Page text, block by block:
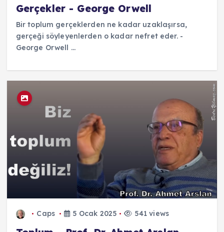
Gerçekler - George Orwell
Bir toplum gerçeklerden ne kadar uzaklaşırsa,
gerçeği söyleyenlerden o kadar nefret eder. -
George Orwell ...
Caps 5 Ocak 2025 541 views